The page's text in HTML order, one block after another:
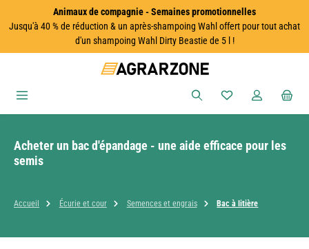
Passer au contenu principalAnimaux de compagnie - Semaines promotionnelles
Jusqu'à 40 % de réduction & un après-shampoing Wahl offert pour tout achat
d'un shampoing Wahl Dirty Beastie de 5 l !
Vous avez 0
Acheter un bac d'épandage - une aide efficace pour les
semis
Accueil Écurie et cour Semences et engrais Bac à litière